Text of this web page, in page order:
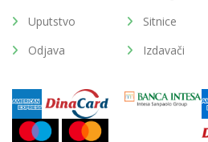
Uputstvo
Odjava
Sitnice
Izdavači